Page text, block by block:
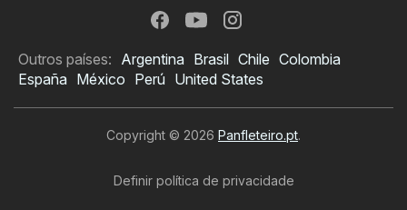
Outros países: Argentina Brasil Chile Colombia
España México Perú United States
Copyright © 2026 Panfleteiro.pt.
Definir política de privacidade